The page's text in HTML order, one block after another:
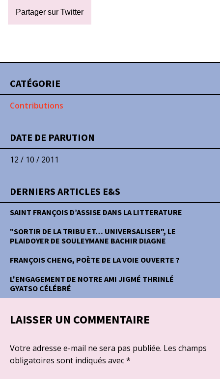
CATÉGORIE
Contributions
DATE DE PARUTION
12 / 10 / 2011
DERNIERS ARTICLES E&S
SAINT FRANÇOIS D’ASSISE DANS LA LITTERATURE
"SORTIR DE LA TRIBU ET… UNIVERSALISER", LE
PLAIDOYER DE SOULEYMANE BACHIR DIAGNE
FRANÇOIS CHENG, POÈTE DE LA VOIE OUVERTE ?
L'ENGAGEMENT DE NOTRE AMI JIGMÉ THRINLÉ
GYATSO CÉLÉBRÉ
LAISSER UN COMMENTAIRE
Votre adresse e-mail ne sera pas publiée. Les champs
obligatoires sont indiqués avec*
Partager sur Twitter